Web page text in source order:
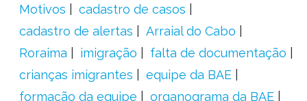
Motivos
cadastro de casos
cadastro de alertas
Arraial do Cabo
Roraima
imigração
falta de documentação
crianças imigrantes
equipe da BAE
formação da equipe
organograma da BAE